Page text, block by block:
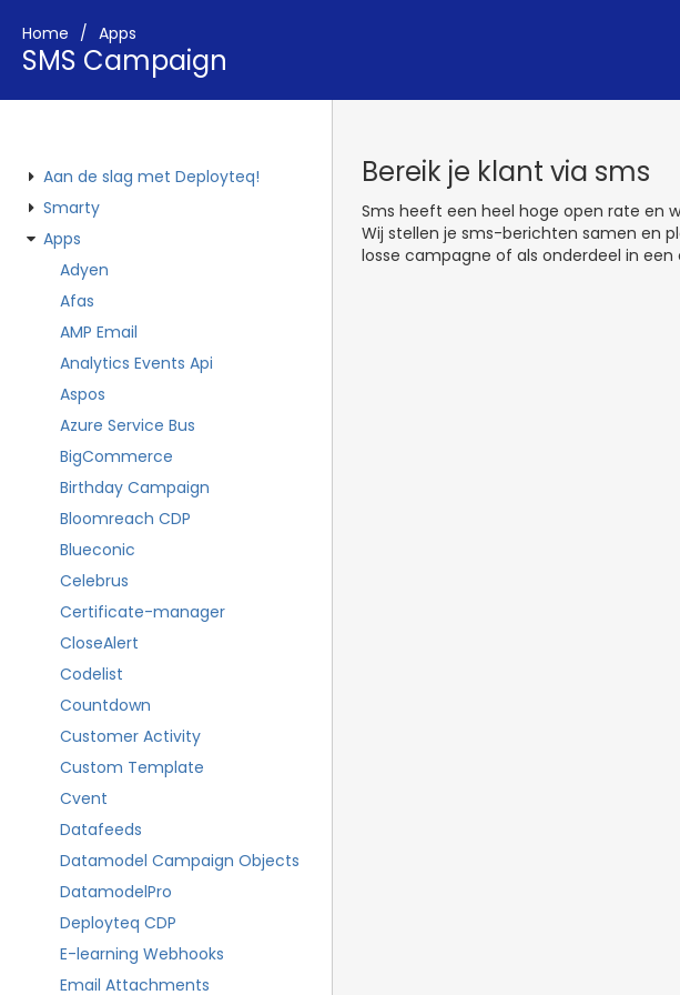
Home Apps
SMS Campaign
Aan de slag met Deployteq!
Smarty
Apps
Adyen
Afas
AMP Email
Analytics Events Api
Aspos
Azure Service Bus
BigCommerce
Birthday Campaign
Bloomreach CDP
Blueconic
Celebrus
Certificate-manager
CloseAlert
Codelist
Countdown
Customer Activity
Custom Template
Cvent
Datafeeds
Datamodel Campaign Objects
DatamodelPro
Deployteq CDP
E-learning Webhooks
Email Attachments
Bereik je klant via sms
Sms heeft een heel hoge open rate en
Wij stellen je sms-berichten samen en
losse campagne of als onderdeel in